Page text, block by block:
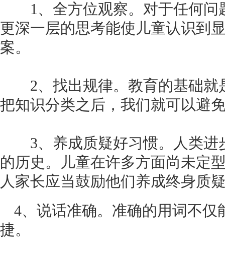
1、全方位观察。对于任何
更深一层的思考能使儿童认识到
案。
2、找出规律。教育的基础
把知识分类之后，我们就可以避
3、养成质疑好习惯。人类
的历史。儿童在许多方面尚未定
人家长应当鼓励他们养成终身质
4、说话准确。准确的用词不
捷。